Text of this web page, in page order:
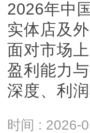
2026年中
实体店及
面对市场
盈利能力
深度、利
时间 : 2026-